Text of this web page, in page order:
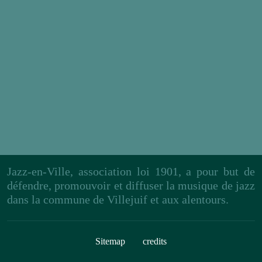
Jazz-en-Ville, association loi 1901, a pour but de
défendre, promouvoir et diffuser la musique de jazz
dans la commune de Villejuif et aux alentours.
Sitemap credits